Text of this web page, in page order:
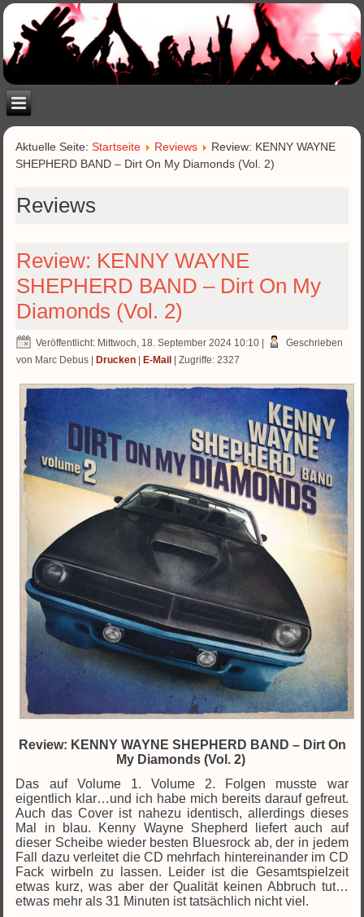
Aktuelle Seite:Startseite Reviews
Review: KENNY WAYNE
SHEPHERD BAND – Dirt On My Diamonds (Vol. 2)
Reviews
Review: KENNY WAYNE
SHEPHERD BAND – Dirt On My
Diamonds (Vol. 2)
Veröffentlicht: Mittwoch, 18. September 2024 10:10
Geschrieben
von Marc Debus
Drucken E-Mail | Zugriffe: 2327
Review: KENNY WAYNE SHEPHERD BAND – Dirt On
My Diamonds (Vol. 2)
Das auf Volume 1. Volume 2. Folgen musste war
eigentlich klar…und ich habe mich bereits darauf gefreut.
Auch das Cover ist nahezu identisch, allerdings dieses
Mal in blau. Kenny Wayne Shepherd liefert auch auf
dieser Scheibe wieder besten Bluesrock ab, der in jedem
Fall dazu verleitet die CD mehrfach hintereinander im CD
Fack wirbeln zu lassen. Leider ist die Gesamtspielzeit
etwas kurz, was aber der Qualität keinen Abbruch tut…
etwas mehr als 31 Minuten ist tatsächlich nicht viel.